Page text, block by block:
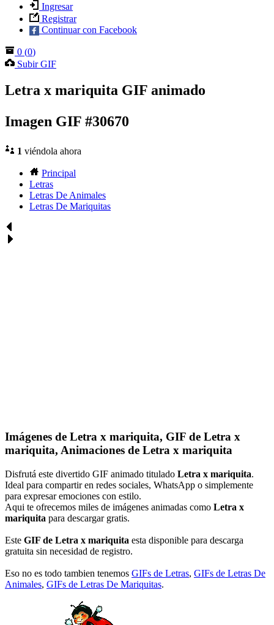
Ingresar
Registrar
Continuar con Facebook
0 (0)
Subir GIF
Letra x mariquita GIF animado
Imagen GIF #30670
1 viéndola ahora
Principal
Letras
Letras De Animales
Letras De Mariquitas
Imágenes de Letra x mariquita, GIF de Letra x
mariquita, Animaciones de Letra x mariquita
Disfrutá este divertido GIF animado titulado Letra x mariquita.
Ideal para compartir en redes sociales, WhatsApp o simplemente
para expresar emociones con estilo.
Aqui te ofrecemos miles de imágenes animadas como Letra x
mariquita para descargar gratis.
Este GIF de Letra x mariquita esta disponible para descarga
gratuita sin necesidad de registro.
Eso no es todo tambien tenemos GIFs de Letras, GIFs de Letras De
Animales, GIFs de Letras De Mariquitas.